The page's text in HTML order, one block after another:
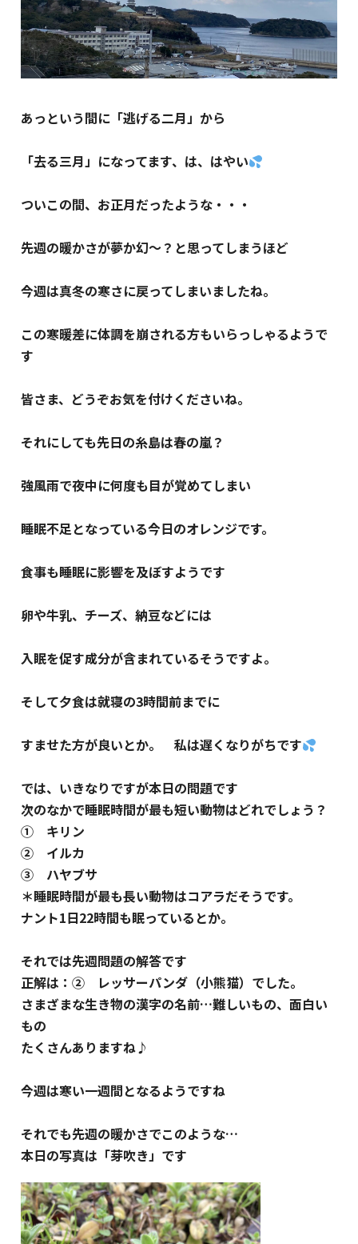
あっという間に「逃げる二月」から
「去る三月」になってます、は、はやい
ついこの間、お正月だったような・・・
先週の暖かさが夢か幻～？と思ってしまうほど
今週は真冬の寒さに戻ってしまいましたね。
この寒暖差に体調を崩される方もいらっしゃるようで
す
皆さま、どうぞお気を付けくださいね。
それにしても先日の糸島は春の嵐？
強風雨で夜中に何度も目が覚めてしまい
睡眠不足となっている今日のオレンジです。
食事も睡眠に影響を及ぼすようです
卵や牛乳、チーズ、納豆などには
入眠を促す成分が含まれているそうですよ。
そして夕食は就寝の3時間前までに
すませた方が良いとか。 私は遅くなりがちです
では、いきなりですが本日の問題です
次のなかで睡眠時間が最も短い動物はどれでしょう？
① キリン
② イルカ
③ ハヤブサ
＊睡眠時間が最も長い動物はコアラだそうです。
ナント1日22時間も眠っているとか。
それでは先週問題の解答です
正解は：② レッサーパンダ（小熊猫）でした。
さまざまな生き物の漢字の名前…難しいもの、面白い
もの
たくさんありますね♪
今週は寒い一週間となるようですね
それでも先週の暖かさでこのような…
本日の写真は「芽吹き」です